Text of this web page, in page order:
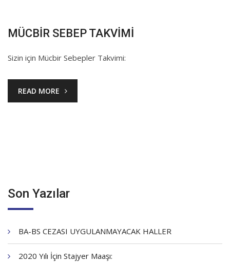
MÜCBİR SEBEP TAKVİMİ
Sizin için Mücbir Sebepler Takvimi:
READ MORE
Son Yazılar
BA-BS CEZASI UYGULANMAYACAK HALLER
2020 Yılı İçin Stajyer Maaşı: